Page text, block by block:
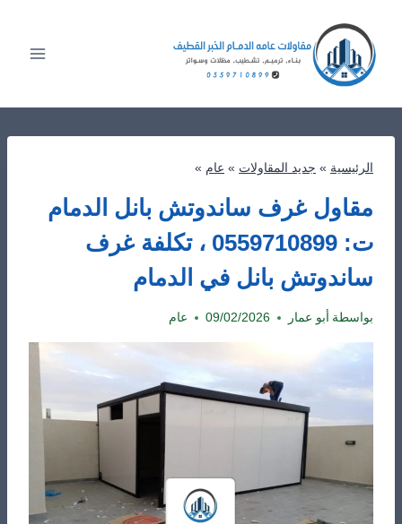
المحتوى
الرئيسية » جديد المقاولات » عام »
مقاول غرف ساندوتش بانل الدمام
ت: 0559710899 ، تكلفة غرف
ساندوتش بانل في الدمام
بواسطة أبو عمار 09/02/2026 عام